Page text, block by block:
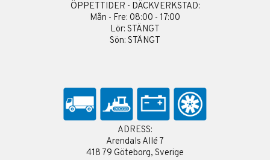
ÖPPETTIDER - DÄCKVERKSTAD:
Mån - Fre: 08:00 - 17:00
Lör: STÄNGT
Sön: STÄNGT
ADRESS:
Arendals Allé 7
418 79 Göteborg, Sverige